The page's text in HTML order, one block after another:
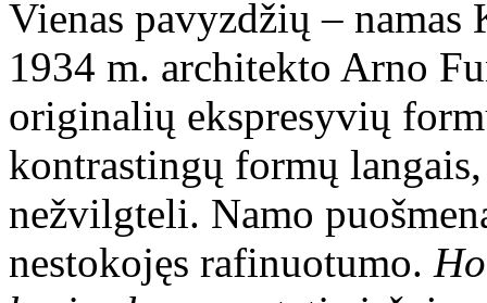
Vienas pavyzdžių – namas
1934 m. architekto Arno
originalių ekspresyvių
kontrastingų formų
nežvilgteli. Namo
nestokojęs rafinuotumo.